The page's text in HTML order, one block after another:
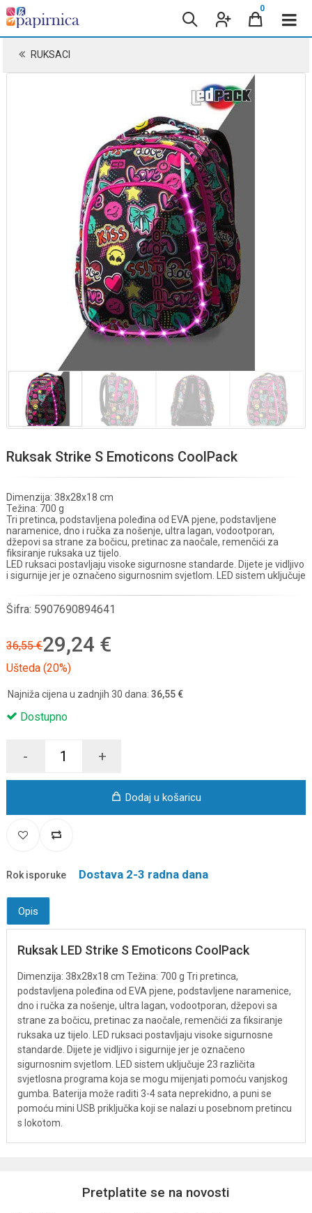
0
RUKSACI
Ruksak Strike S Emoticons CoolPack
Dimenzija: 38x28x18 cm
Težina: 700 g
Tri pretinca, podstavljena poleđina od EVA pjene, podstavljene
naramenice, dno i ručka za nošenje, ultra lagan, vodootporan,
džepovi sa strane za bočicu, pretinac za naočale, remenčići za
fiksiranje ruksaka uz tijelo.
LED ruksaci postavljaju visoke sigurnosne standarde. Dijete je vidljivo
i sigurnije jer je označeno sigurnosnim svjetlom. LED sistem uključuje
Šifra: 5907690894641
36,55 €29,24 €
Ušteda (20%)
Najniža cijena u zadnjih 30 dana: 36,55 €
Dostupno
- +
Dodaj u košaricu
Rok isporuke Dostava 2-3 radna dana
Opis
Ruksak LED Strike S Emoticons CoolPack
Dimenzija: 38x28x18 cm Težina: 700 g Tri pretinca,
podstavljena poleđina od EVA pjene, podstavljene naramenice,
dno i ručka za nošenje, ultra lagan, vodootporan, džepovi sa
strane za bočicu, pretinac za naočale, remenčići za fiksiranje
ruksaka uz tijelo. LED ruksaci postavljaju visoke sigurnosne
standarde. Dijete je vidljivo i sigurnije jer je označeno
sigurnosnim svjetlom. LED sistem uključuje 23 različita
svjetlosna programa koja se mogu mijenjati pomoću vanjskog
gumba. Baterija može raditi 3-4 sata neprekidno, a puni se
pomoću mini USB priključka koji se nalazi u posebnom pretincu
s lokotom.
Pretplatite se na novosti